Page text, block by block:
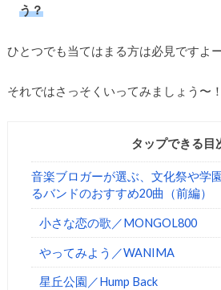
う？
ひとつでも当てはまる方は必見ですよ
それではさっそくいってみましょう〜
タップできる目
音楽ブロガーが選ぶ、文化祭や学
るバンドのおすすめ20曲（前編）
小さな恋の歌／MONGOL800
やってみよう／WANIMA
星丘公園／Hump Back